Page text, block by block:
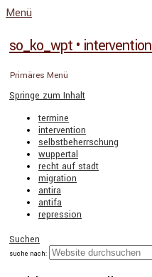
Menü
so_ko_wpt •
Primäres Menü
Springe zum Inhalt
termine
intervention
selbstbeherrschung
wuppertal
recht auf stadt
migration
antira
antifa
repression
Suchen
suche nach: